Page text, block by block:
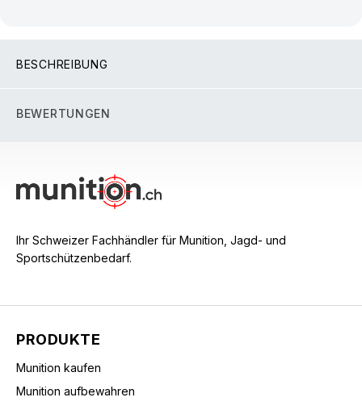
BESCHREIBUNG
BEWERTUNGEN
Ihr Schweizer Fachhändler für Munition, Jagd- und
Sportschützenbedarf.
PRODUKTE
Munition kaufen
Munition aufbewahren